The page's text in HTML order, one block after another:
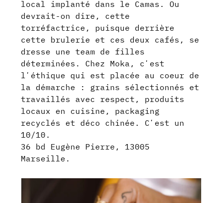
local implanté dans le Camas. Ou
devrait-on dire, cette
torréfactrice, puisque derrière
cette brulerie et ces deux cafés, se
dresse une team de filles
déterminées. Chez Moka, cʼest
lʼéthique qui est placée au coeur de
la démarche : grains sélectionnés et
travaillés avec respect, produits
locaux en cuisine, packaging
recyclés et déco chinée. Cʼest un
10/10.
36 bd Eugène Pierre, 13005
Marseille.